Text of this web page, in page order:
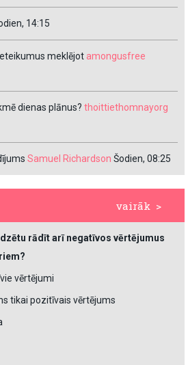
14:15
meklējot amongusfree
dienas plānus? thoittiethomnayorg
Samuel Richardson Šodien, 08:25
vairāk >
rādīt arī negatīvos vērtējumus
vērtējumi
tikai pozitīvais vērtējums